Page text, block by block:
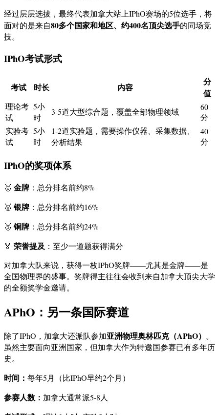
经过层层选拔，最终代表加拿大站上IPhO赛场的5位选手，将
面对的是来自80多个国家和地区、约400名顶尖选手的同场竞
技。
IPhO考试形式
考试 时长 内容
分
值
理论考
试
5小
时
3-5道大型综合题，覆盖全部物理领域
60
分
实验考
试
5小
时
1-2道实验题，需要操作仪器、采集数据、
分析结果
40
分
IPhO的奖项体系
🥇 金牌 ：总分排名前约8%
🥈银牌 ：总分排名前约16%
🥉 铜牌 ：总分排名前约24%
🏅 荣誉提及 ：至少一道题获得满分
对加拿大队来说，获得一枚IPhO奖牌——尤其是金牌——是
全国物理界的盛事。奖牌得主往往会收到来自加拿大顶尖大学
的全额奖学金邀请。
APhO：另一条国际赛道
除了IPhO，加拿大还派队参加亚洲物理奥林匹克（APhO） 。
虽然主要面向亚洲国家，但加拿大作为特邀国参赛已有多年历
史。
时间： 每年5月（比IPhO早约2个月）
参赛人数： 加拿大通常派5-8人